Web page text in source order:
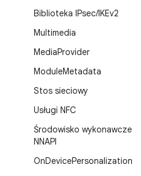
Biblioteka IPsec/IKEv2
Multimedia
MediaProvider
ModuleMetadata
Stos sieciowy
Usługi NFC
Środowisko wykonawcze
NNAPI
OnDevicePersonalization